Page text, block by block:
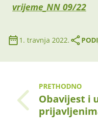
vrijeme_NN 09/22
1. travnja 2022.
PRETHODNO
Obavijest i